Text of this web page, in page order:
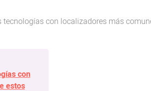
con localizadores más
con
estos